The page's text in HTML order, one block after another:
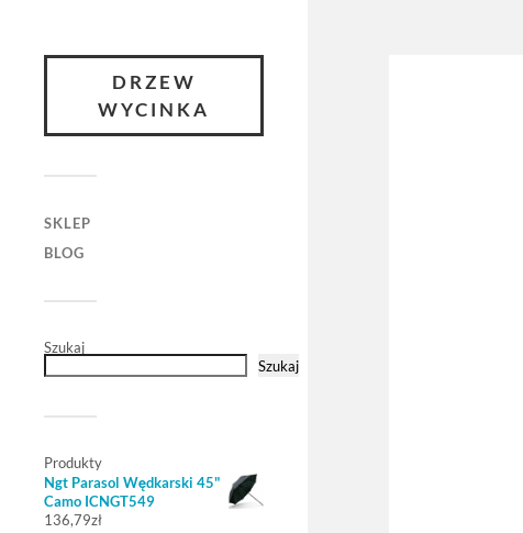
DRZEW
WYCINKA
SKLEP
BLOG
Szukaj
Szukaj
Produkty
Ngt Parasol Wędkarski 45"
Camo ICNGT549
136,79zł